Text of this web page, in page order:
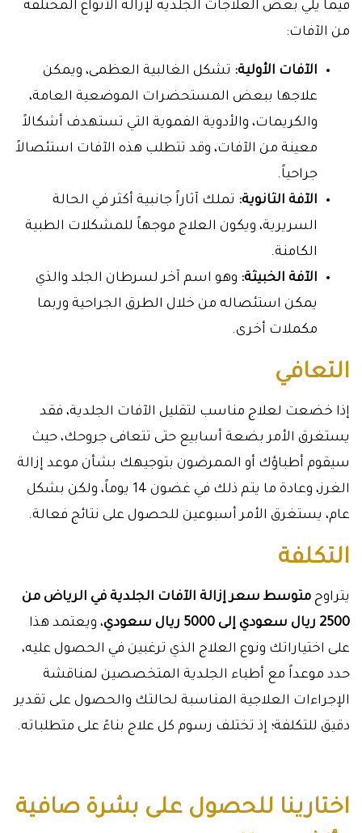
فيما يلي بعض العلاجات الجلدية لإزالة الأنواع المختلفة
من الآفات:
الآفات الأولية: تشكل الغالبية العظمى، ويمكن
علاجها ببعض المستحضرات الموضعية العامة،
والكريمات، والأدوية الفموية التي تستهدف أشكالاً
معينة من الآفات، وقد تتطلب هذه الآفات استئصالاً
جراحياً.
الآفة الثانوية: تملك آثاراً جانبية أكثر في الحالة
السريرية، ويكون العلاج موجهاً للمشكلات الطبية
الكامنة.
الآفة الخبيثة: وهو اسم آخر لسرطان الجلد والذي
يمكن استئصاله من خلال الطرق الجراحية وربما
مكملات أخرى.
التعافي
إذا خضعت لعلاج مناسب لتقليل الآفات الجلدية، فقد
يستغرق الأمر بضعة أسابيع حتى تتعافى جروحك، حيث
سيقوم أطباؤك أو الممرضون بتوجيهك بشأن موعد إزالة
الغرز، وعادة ما يتم ذلك في غضون 14 يوماً، ولكن بشكل
عام، يستغرق الأمر أسبوعين للحصول على نتائج فعالة.
التكلفة
يتراوح متوسط سعر إزالة الآفات الجلدية في الرياض من
2500 ريال سعودي إلى 5000 ريال سعودي
، ويعتمد هذا
على اختياراتك ونوع العلاج الذي ترغبين في الحصول عليه،
حدد موعداً مع أطباء الجلدية المتخصصين لمناقشة
الإجراءات العلاجية المناسبة لحالتك والحصول على تقدير
دقيق للتكلفة؛ إذ تختلف رسوم كل علاج بناءً على متطلباته.
اختارينا للحصول على بشرة صافية